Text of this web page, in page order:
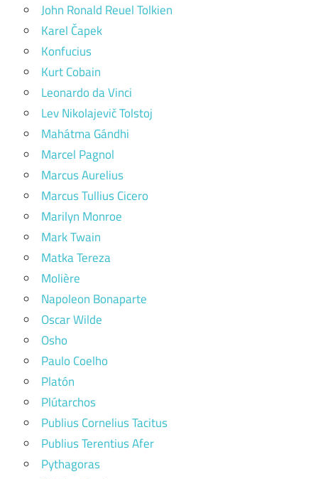
John Ronald Reuel Tolkien
Karel Čapek
Konfucius
Kurt Cobain
Leonardo da Vinci
Lev Nikolajevič Tolstoj
Mahátma Gándhi
Marcel Pagnol
Marcus Aurelius
Marcus Tullius Cicero
Marilyn Monroe
Mark Twain
Matka Tereza
Molière
Napoleon Bonaparte
Oscar Wilde
Osho
Paulo Coelho
Platón
Plútarchos
Publius Cornelius Tacitus
Publius Terentius Afer
Pythagoras